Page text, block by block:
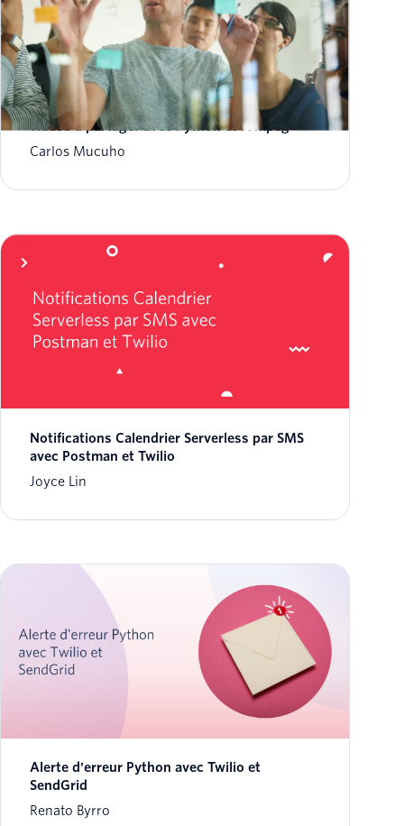
Transformez les enregistrements vocaux en
vidéos à partager avec Python et FFmpeg
Carlos Mucuho
Notifications Calendrier Serverless par SMS
avec Postman et Twilio
Joyce Lin
Alerte d'erreur Python avec Twilio et
SendGrid
Renato Byrro